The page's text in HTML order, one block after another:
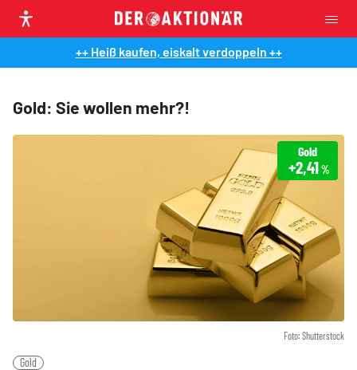
++ Heiß kaufen, eiskalt verdoppeln ++
Gold: Sie wollen mehr?!
Foto: Shutterstock
Gold
+2,41%
Gold